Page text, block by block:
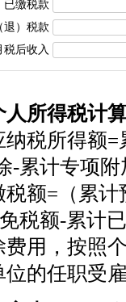
已缴税款
退）税款
税后收入
所得税计
纳税所得额
-累计专项
额=（累
税额-累计
用，按照
的任职受